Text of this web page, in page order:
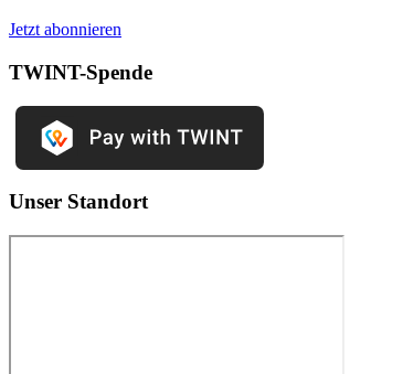
Jetzt abonnieren
TWINT-Spende
Unser Standort